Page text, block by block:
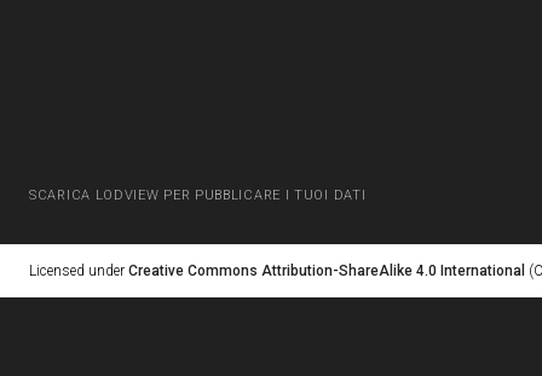
SCARICA LODVIEW PER PUBBLICARE I TUOI DATI
Licensed under Creative Commons Attribution-ShareAlike 4.0 International